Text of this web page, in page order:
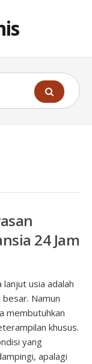
24 Jam
usia adalah
Namun
membutuhkan
khusus.
yang
apalagi